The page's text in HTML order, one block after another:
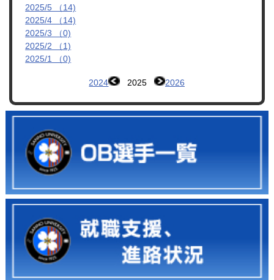
2025/5 （14)
2025/4 （14)
2025/3 （0)
2025/2 （1)
2025/1 （0)
2024 2025 2026